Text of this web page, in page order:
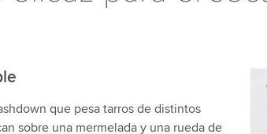
que pesa tarros de distintos
sobre una mermelada y una rueda de